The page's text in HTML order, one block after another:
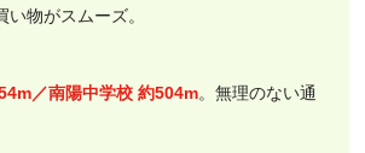
物がスムーズ。
／南陽中学校 約504m。無理のない通